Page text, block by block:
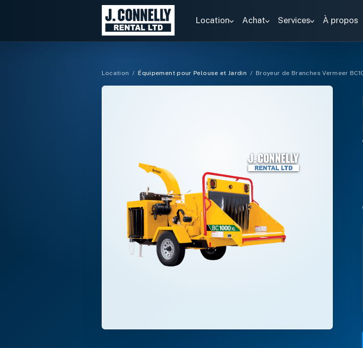
Location Achat Services À propos
Rechercher
des
locations
Location / Équipement pour Pelouse et Jardin /Broyeur de Branches Vermeer